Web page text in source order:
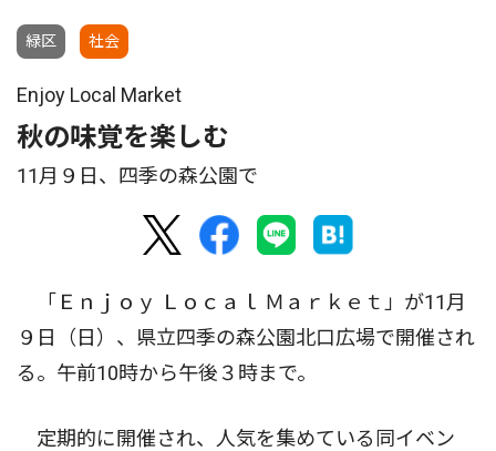
緑区 社会
Enjoy Local Market
秋の味覚を楽しむ
11月９日、四季の森公園で
「Ｅｎｊｏｙ Ｌｏｃａｌ Ｍａｒｋｅｔ」が11月
９日（日）、県立四季の森公園北口広場で開催され
る。午前10時から午後３時まで。
定期的に開催され、人気を集めている同イベン